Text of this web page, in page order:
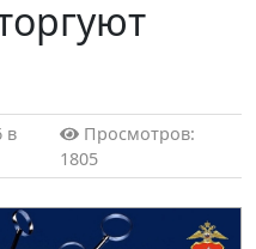
в
Просмотров:
1805